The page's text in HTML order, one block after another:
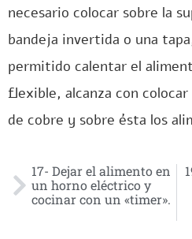
necesario colocar sobre la
bandeja invertida o una
permitido calentar el
flexible, alcanza con
de cobre y sobre ésta los
17- Dejar el alimento en
un horno eléctrico y
cocinar con un «timer».